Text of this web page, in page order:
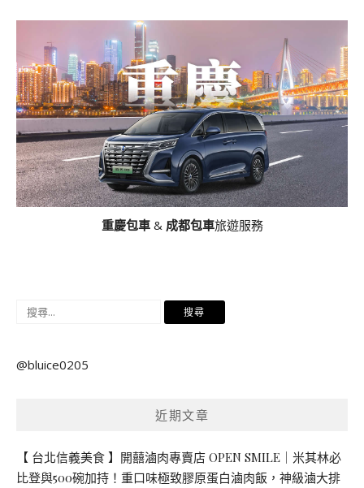
重慶包車& 成都包車旅遊服務
搜
鍵
@bluice0205
近期文章
【 台北信義美食 】開囍滷肉專賣店 OPEN SMILE｜米其林必
比登與500碗加持！重口味極致膠原蛋白滷肉飯，神級滷大排